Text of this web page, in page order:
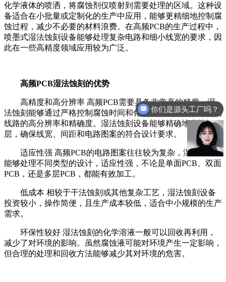
化学液体的喷洒，将腐蚀剂仅喷射到需要处理的区域。这种设
备适合在小批量或定制化的生产中应用，能够更精细地控制腐
蚀过程，减少不必要的材料浪费。在高频PCB的生产过程中，
喷墨式湿法蚀刻设备能够处理复杂电路和细小线宽的要求，因
此在一些高精度领域应用较为广泛。
高频PCB湿法蚀刻的优势
高精度和高分辨率 高频PCB需要具备非常高的精度，湿
法蚀刻能够通过严格控制腐蚀时间和化学溶液的浓度，确保铜
线路的高分辨率和精确度。湿法蚀刻设备能够精确地去除铜
层，确保线宽、间距和电路图案的符合设计要求。
适应性强 高频PCB的电路图案往往较为复杂，湿法蚀刻
能够处理不同类型的设计，适应性强，不论是单面PCB、双面
PCB，还是多层PCB，都能有效加工。
低成本 相较于干法蚀刻或其他复杂工艺，湿法蚀刻设备
投资较小，操作简便，且生产成本较低，适合中小规模的生产
需求。
环保性较好 湿法蚀刻的化学溶液一般可以回收再利用，
减少了对环境的影响。虽然腐蚀液可能对环境产生一定影响，
但合理的处理和回收方法能够减少其对环境的危害。
你们是源头工厂吗？